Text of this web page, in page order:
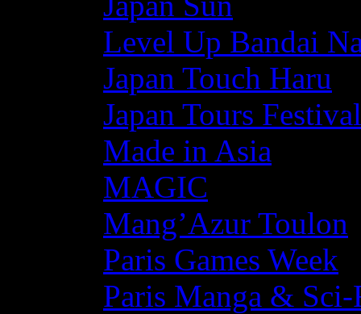
Level Up Bandai
Japan Touch Haru
Japan Tours Festival
Made in Asia
MAGIC
Mang’Azur Toulon
Paris Games Week
Paris Manga &